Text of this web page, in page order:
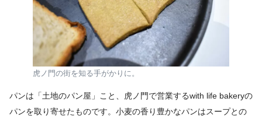
虎ノ門の街を知る手がかりに。
パンは「土地のパン屋」こと、虎ノ門で営業するwith life bakeryの
パンを取り寄せたものです。小麦の香り豊かなパンはスープとの